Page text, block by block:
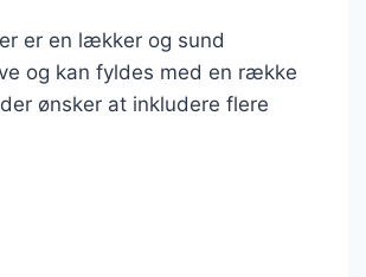
er en lækker og sund
og kan fyldes med en række
ønsker at inkludere flere